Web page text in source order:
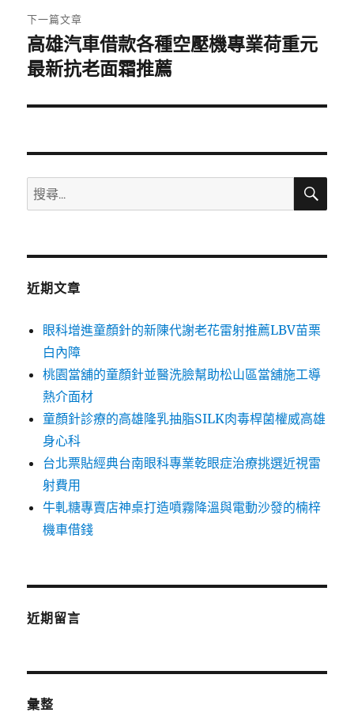
章:
下一篇文章
下
一
文
高雄汽車借款各種空壓機專業荷重元
最新抗老面霜推薦
搜
尋
鍵
搜
近期文章
眼科增進童顏針的新陳代謝老花雷射推薦LBV苗栗
白內障
桃園當舖的童顏針並醫洗臉幫助松山區當舖施工導
熱介面材
童顏針診療的高雄隆乳抽脂SILK肉毒桿菌權威高雄
身心科
台北票貼經典台南眼科專業乾眼症治療挑選近視雷
射費用
牛軋糖專賣店神桌打造噴霧降溫與電動沙發的楠梓
機車借錢
近期留言
彙整